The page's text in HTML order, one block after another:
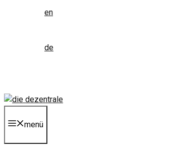
en
de
menü